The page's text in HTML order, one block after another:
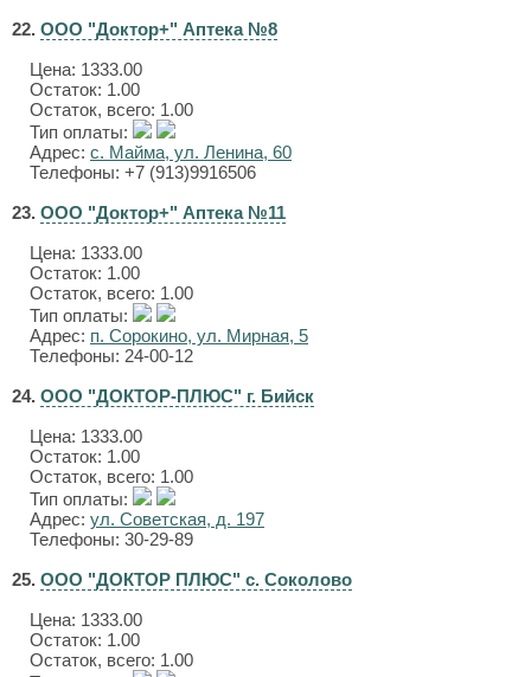
22. ООО "Доктор+" Аптека №8
Цена: 1333.00
Остаток: 1.00
Остаток, всего: 1.00
Тип оплаты:
Адрес: с. Майма, ул. Ленина, 60
Телефоны: +7 (913)9916506
23. ООО "Доктор+" Аптека №11
Цена: 1333.00
Остаток: 1.00
Остаток, всего: 1.00
Тип оплаты:
Адрес: п. Сорокино, ул. Мирная, 5
Телефоны: 24-00-12
24. ООО "ДОКТОР-ПЛЮС" г. Бийск
Цена: 1333.00
Остаток: 1.00
Остаток, всего: 1.00
Тип оплаты:
Адрес: ул. Советская, д. 197
Телефоны: 30-29-89
25. ООО "ДОКТОР ПЛЮС" с. Соколово
Цена: 1333.00
Остаток: 1.00
Остаток, всего: 1.00